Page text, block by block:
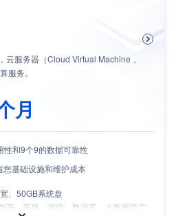
，云服务器（Cloud Virtual Machine，
服务。
月
和9个9的数据可靠性
您基础设施和维护成本
、50GB系统盘
商、直播、游戏、数据库、大数据等广